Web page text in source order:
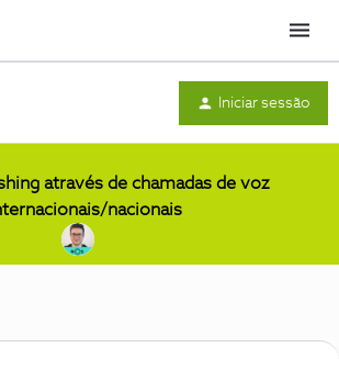
Menu
Iniciar sessão
através de chamadas de voz
nacionais